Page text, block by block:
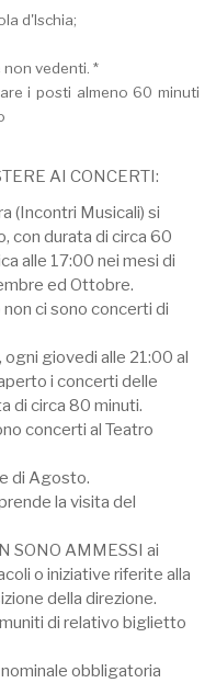
d'Ischia;
vedenti. *
i posti almeno 60 minuti
AI CONCERTI:
(Incontri Musicali) si
con durata di circa 60
alle 17:00 nei mesi di
ed Ottobre.
ci sono concerti di
giovedi alle 21:00 al
i concerti delle
di circa 80 minuti.
concerti al Teatro
di Agosto.
la visita del
SONO AMMESSI ai
o iniziative riferite alla
della direzione.
di relativo biglietto
obbligatoria